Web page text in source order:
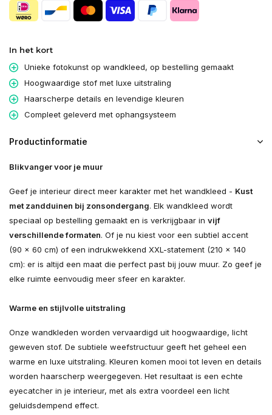
In het kort
Unieke fotokunst op wandkleed, op bestelling gemaakt
Hoogwaardige stof met luxe uitstraling
Haarscherpe details en levendige kleuren
Compleet geleverd met ophangsysteem
Productinformatie
Blikvanger voor je muur
Geef je interieur direct meer karakter met het wandkleed - Kust
met zandduinen bij zonsondergang. Elk wandkleed wordt
speciaal op bestelling gemaakt en is verkrijgbaar in vijf
verschillende formaten. Of je nu kiest voor een subtiel accent
(90 × 60 cm) of een indrukwekkend XXL-statement (210 × 140
cm): er is altijd een maat die perfect past bij jouw muur. Zo geef je
elke ruimte eenvoudig meer sfeer en karakter.
Warme en stijlvolle uitstraling
Onze wandkleden worden vervaardigd uit hoogwaardige, licht
geweven stof. De subtiele weefstructuur geeft het geheel een
warme en luxe uitstraling. Kleuren komen mooi tot leven en details
worden haarscherp weergegeven. Het resultaat is een echte
eyecatcher in je interieur, met als extra voordeel een licht
geluidsdempend effect.